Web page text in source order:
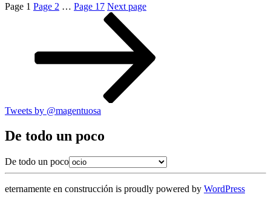
Page 1 Page 2 … Page 17 Next page
Tweets by @magentuosa
De todo un poco
De todo un poco
eternamente en construcción is proudly powered by WordPress